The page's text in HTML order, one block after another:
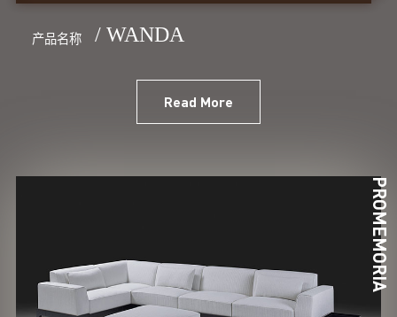
产品名称 / WANDA
Read More
PROMEMORIA